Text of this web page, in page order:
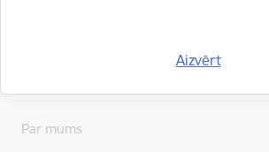
Aizvērt
Par mums